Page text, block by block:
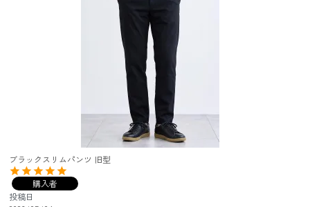
ブラックスリムパンツ 旧型
購入者
投稿日